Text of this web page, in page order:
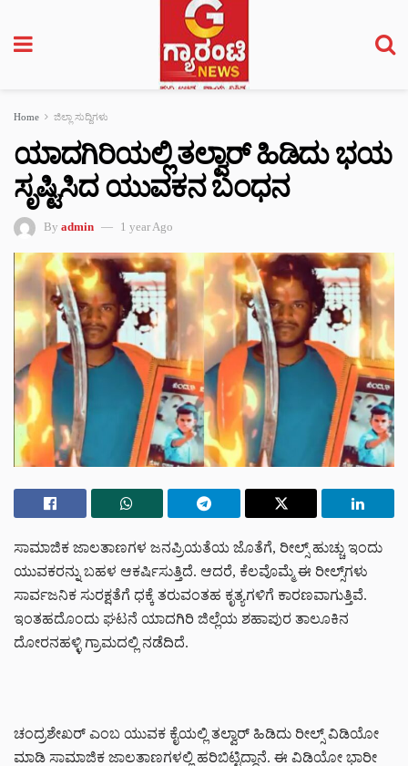
Home ಜಿಲ್ಲಾ ಸುದ್ದಿಗಳು
ಯಾದಗಿರಿಯಲ್ಲಿ ತಲ್ವಾರ್ ಹಿಡಿದು ಭಯ
ಸೃಷ್ಟಿಸಿದ ಯುವಕನ ಬಂಧನ
By admin 1 year Ago
ಸಾಮಾಜಿಕ ಜಾಲತಾಣಗಳ ಜನಪ್ರಿಯತೆಯ ಜೊತೆಗೆ, ರೀಲ್ಸ್ ಹುಚ್ಚು ಇಂದು
ಯುವಕರನ್ನು ಬಹಳ ಆಕರ್ಷಿಸುತ್ತಿದೆ. ಆದರೆ, ಕೆಲವೊಮ್ಮೆ ಈ ರೀಲ್ಸ್‌ಗಳು
ಸಾರ್ವಜನಿಕ ಸುರಕ್ಷತೆಗೆ ಧಕ್ಕೆ ತರುವಂತಹ ಕೃತ್ಯಗಳಿಗೆ ಕಾರಣವಾಗುತ್ತಿವೆ.
ಇಂತಹದೊಂದು ಘಟನೆ ಯಾದಗಿರಿ ಜಿಲ್ಲೆಯ ಶಹಾಪುರ ತಾಲೂಕಿನ
ದೋರನಹಳ್ಳಿ ಗ್ರಾಮದಲ್ಲಿ ನಡೆದಿದೆ.
ಚಂದ್ರಶೇಖರ್ ಎಂಬ ಯುವಕ ಕೈಯಲ್ಲಿ ತಲ್ವಾರ್ ಹಿಡಿದು ರೀಲ್ಸ್ ವಿಡಿಯೋ
ಮಾಡಿ ಸಾಮಾಜಿಕ ಜಾಲತಾಣಗಳಲ್ಲಿ ಹರಿಬಿಟ್ಟಿದ್ದಾನೆ. ಈ ವಿಡಿಯೋ ಭಾರೀ